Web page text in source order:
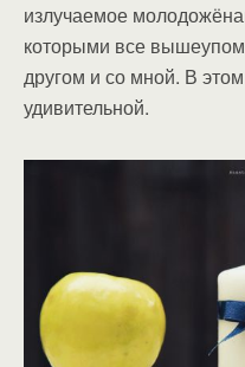
излучаемое
которыми все
другом и со мной. В
удивительной.